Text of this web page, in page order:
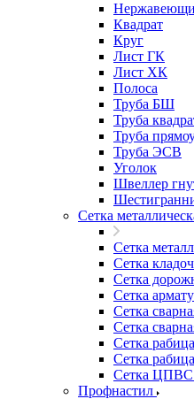
Квадрат
Круг
Лист ГК
Лист ХК
Полоса
Труба БШ
Труба
Труба
Труба ЭСВ
Уголок
Швеллер
Сетка
Сетка
Сетка
Сетка
Сетка
Сетка
Сетка
Сетка рабица
Сетка
Сетка ЦПВС
Профнастил